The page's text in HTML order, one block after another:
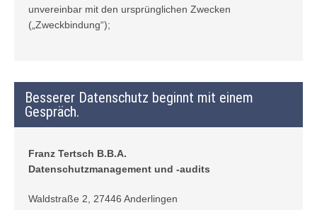
unvereinbar mit den ursprünglichen Zwecken
(„Zweckbindung“);
Besserer Datenschutz beginnt mit einem
Gespräch.
Franz Tertsch B.B.A.
Datenschutzmanagement und -audits
Waldstraße 2, 27446 Anderlingen